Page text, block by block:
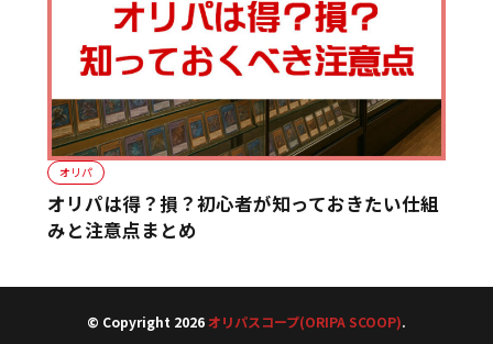
オリパ
オリパは得？損？初心者が知っておきたい仕組
みと注意点まとめ
© Copyright 2026オリパスコープ(ORIPA SCOOP).